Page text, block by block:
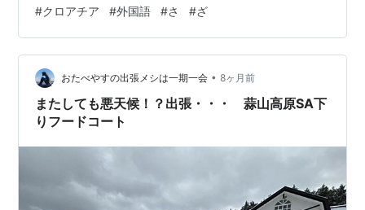
ィティ)⇔search/look for 魚⇔riba(リバ)⇔fish 魚屋
⇔ribarnica(リバルニツァ)⇔fish shop 魚料理⇔riblje
jelo(リブリィエ …
#クロアチア #外国語 #さ #ざ
おたべやすの出張メシは一期一会 • 8ヶ月前
またしても悪天候！？出張・・・ 蒜山高原SA下
りフードコート